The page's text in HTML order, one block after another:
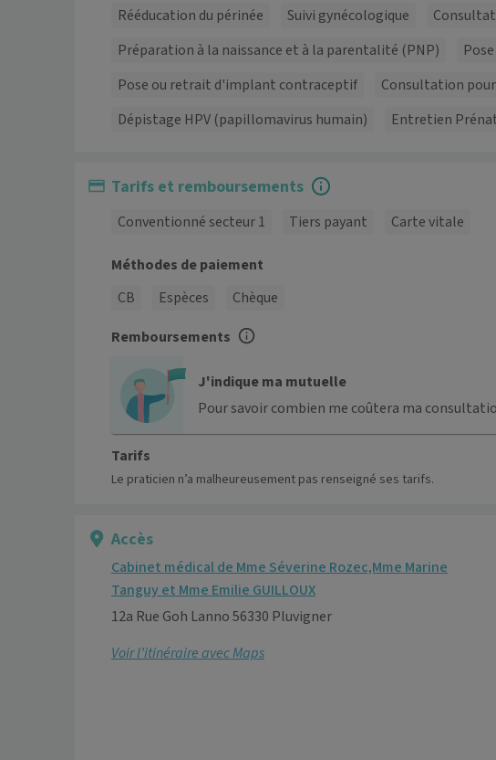
Rééducation du périnée
Suivi gynécologique
Préparation à la naissance et à la parentalité (PNP)
Pose ou retrait d'implant contraceptif
Consultation
Dépistage HPV (papillomavirus humain)
Entretien
Tarifs et remboursements
Conventionné secteur 1 Tiers payant Carte vitale
Méthodes de paiement
CB
Espèces
Chèque
Remboursements
J'indique ma mutuelle
Pour savoir combien me coûtera ma
Tarifs
Le praticien n’a malheureusement pas renseigné ses tarifs.
Accès
Cabinet médical de Mme Séverine Rozec,Mme Marine
Tanguy et Mme Emilie GUILLOUX
12a Rue Goh Lanno 56330 Pluvigner
Voir l’itinéraire avec Maps